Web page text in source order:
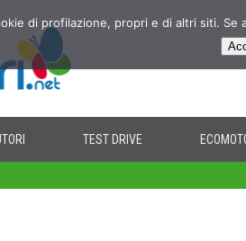
TEST DRIVE
di profilazione, propri e di altri siti.